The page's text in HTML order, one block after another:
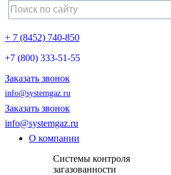
+ 7 (8452) 740-850
+7 (800) 333-51-55
Заказать звонок
info@systemgaz.ru
Заказать звонок
info@systemgaz.ru
О компании
Системы контроля
загазованности